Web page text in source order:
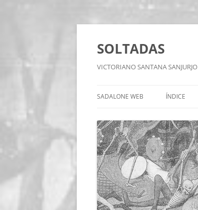
Saltar
SOLTADAS
VICTORIANO SANTANA SANJURJO
SADALONE WEB ÍNDICE